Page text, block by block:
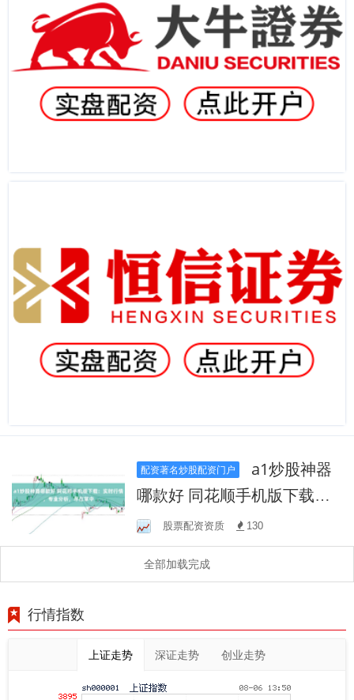
配资著名炒股配资门户
哪款好 同花顺手机版下载：
实时行情，专业分析，尽在
掌中
股票配资资质 130
全部加载完成
行情指数
上证走势 深证走势 创业走势